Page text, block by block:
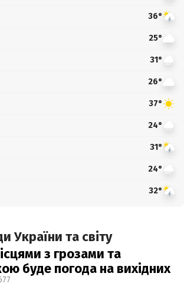
36°
25°
31°
26°
37°
24°
31°
24°
32°
України та світу
з грозами та
буде погода на вихідних